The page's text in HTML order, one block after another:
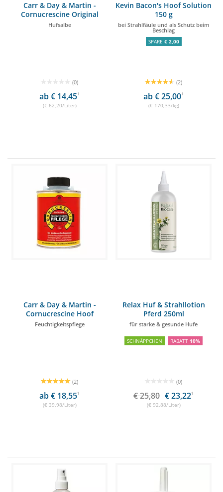
Carr & Day & Martin -
Cornucrescine Original
250ml
Hufsalbe
(0)
ab € 14,451
(€ 62,20/Liter)
Kevin Bacon's Hoof Solution
150 g
bei Strahlfäule und als Schutz beim
Beschlag
SPARE € 2,00
(2)
ab € 25,001
(€ 170,33/kg)
Carr & Day & Martin -
Cornucrescine Hoof
Moisturiser 500ml
Feuchtigkeitspflege
(2)
ab € 18,551
(€ 39,98/Liter)
Relax Huf & Strahllotion
Pferd 250ml
für starke & gesunde Hufe
SCHNÄPPCHEN RABATT 10%
(0)
€ 25,80 € 23,221
(€ 92,88/Liter)